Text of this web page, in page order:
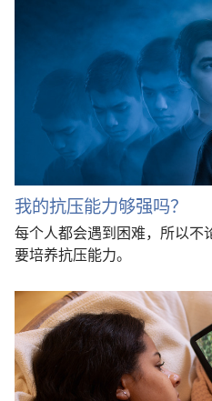
我的抗压能力够强吗？
每个人都会遇到困难，所以不
要培养抗压能力。